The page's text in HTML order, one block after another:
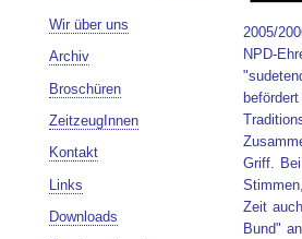
Wir über uns
Archiv
Broschüren
ZeitzeugInnen
Kontakt
Links
Downloads
2005/
NPD-
Griff.
Zeit
Bund"